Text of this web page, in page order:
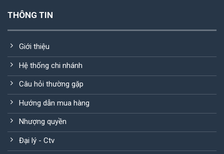
THÔNG TIN
Giới thiệu
Hệ thống chi nhánh
Câu hỏi thường gặp
Hướng dẫn mua hàng
Nhượng quyền
Đại lý - Ctv